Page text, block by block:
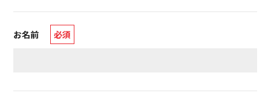
お名前 必須